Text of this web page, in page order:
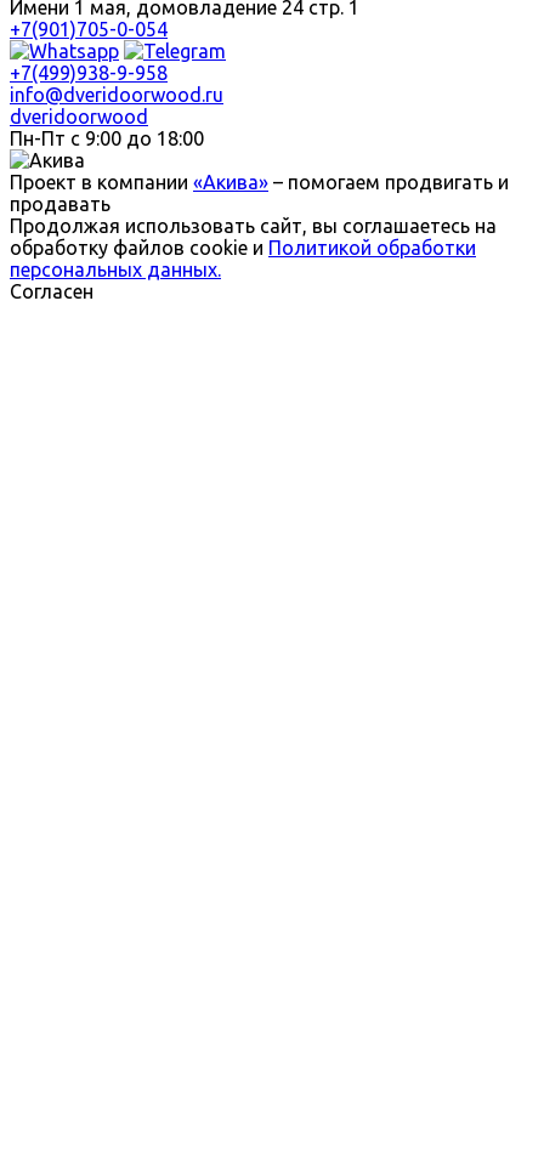
Имени 1 мая, домовладение 24 стр. 1
+7(901)705-0-054
+7(499)938-9-958
info@dveridoorwood.ru
dveridoorwood
Пн-Пт с 9:00 до 18:00
Проект в компании «Акива» – помогаем продвигать и
продавать
Продолжая использовать сайт, вы соглашаетесь на
обработку файлов cookie и Политикой обработки
персональных данных.
Согласен